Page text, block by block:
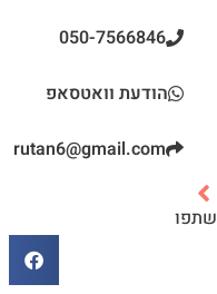
050-7566846
הודעת וואטסאפ
rutan6@gmail.com
שתפו